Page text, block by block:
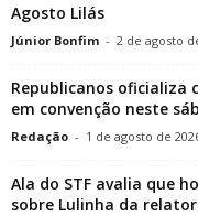
Agosto Lilás
Júnior Bonfim - 2 de agosto
Republicanos oficializa
em convenção neste
Redação - 1 de agosto de
Ala do STF avalia que
sobre Lulinha da